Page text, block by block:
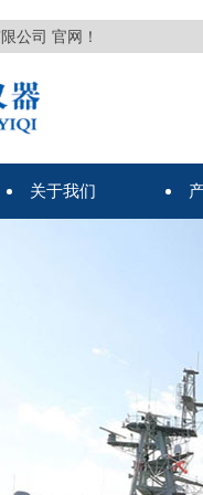
公司 官网！
关于我们